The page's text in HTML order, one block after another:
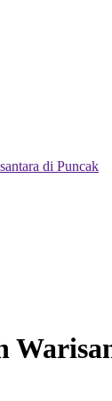
di Puncak